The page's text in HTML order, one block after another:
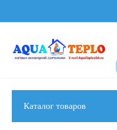
Каталог товаров